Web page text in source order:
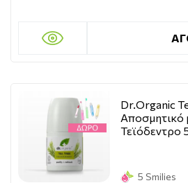
Dr.Organic
Αποσμητικό
Τεϊόδεντρο
5 Smilies